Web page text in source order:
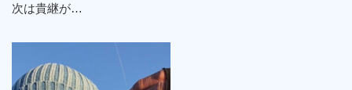
次は貴継が…